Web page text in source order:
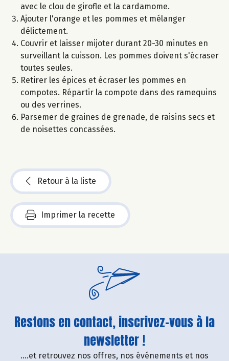
avec le clou de girofle et la cardamome.
Ajouter l'orange et les pommes et mélanger
délictement.
Couvrir et laisser mijoter durant 20-30 minutes en
surveillant la cuisson. Les pommes doivent s'écraser
toutes seules.
Retirer les épices et écraser les pommes en
compotes. Répartir la compote dans des ramequins
ou des verrines.
Parsemer de graines de grenade, de raisins secs et
de noisettes concassées.
Retour à la liste
Imprimer la recette
Restons en contact, inscrivez-vous à la
newsletter !
....et retrouvez nos offres, nos événements et nos